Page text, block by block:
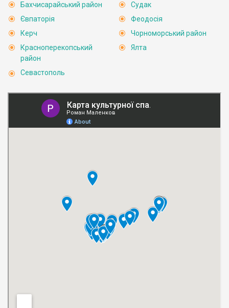
Бахчисарайський район
Євпаторія
Керч
Красноперекопський
район
Севастополь
Судак
Феодосія
Чорноморський район
Ялта